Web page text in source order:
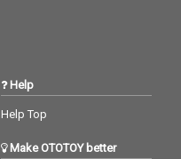
Help
Help Top
Make OTOTOY better